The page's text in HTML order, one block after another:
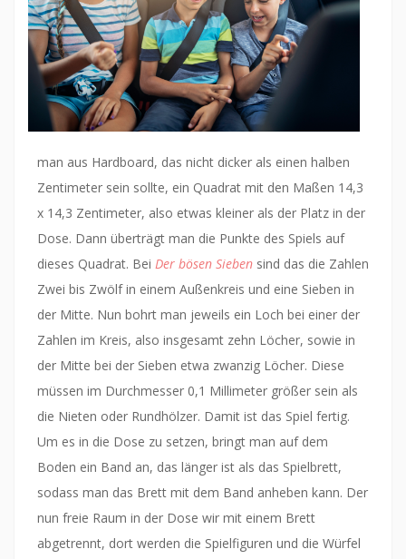
man aus Hardboard, das nicht dicker als einen halben
Zentimeter sein sollte, ein Quadrat mit den Maßen 14,3
x 14,3 Zentimeter, also etwas kleiner als der Platz in der
Dose. Dann überträgt man die Punkte des Spiels auf
dieses Quadrat. Bei Der bösen Sieben sind das die Zahlen
Zwei bis Zwölf in einem Außenkreis und eine Sieben in
der Mitte. Nun bohrt man jeweils ein Loch bei einer der
Zahlen im Kreis, also insgesamt zehn Löcher, sowie in
der Mitte bei der Sieben etwa zwanzig Löcher. Diese
müssen im Durchmesser 0,1 Millimeter größer sein als
die Nieten oder Rundhölzer. Damit ist das Spiel fertig.
Um es in die Dose zu setzen, bringt man auf dem
Boden ein Band an, das länger ist als das Spielbrett,
sodass man das Brett mit dem Band anheben kann. Der
nun freie Raum in der Dose wir mit einem Brett
abgetrennt, dort werden die Spielfiguren und die Würfel